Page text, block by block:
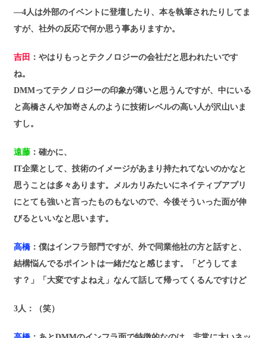
―4人は外部のイベントに登壇したり、本を執筆されたりしてま
すが、社外の反応で何か思う事ありますか。
吉田 ：やはりもっとテクノロジーの会社だと思われたいです
ね。
DMMってテクノロジーの印象が薄いと思うんですが、中にいる
と高橋さんや加嵜さんのように技術レベルの高い人が沢山いま
すし。
遠藤 ：確かに、
IT企業として、技術のイメージがあまり持たれてないのかなと
思うことは多々あります。メルカリみたいにネイティブアプリ
にとても強いと言ったものもないので、今後そういった面が伸
びるといいなと思います。
高橋 ：僕はインフラ部門ですが、外で同業他社の方と話すと、
結構悩んでるポイントは一緒だなと感じます。「どうしてま
す？」「大変ですよねえ」なんて話して帰ってくるんですけど
3人 ：（笑）